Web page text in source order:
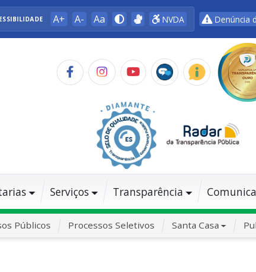
A+ A- Aa NVDA Denúncia
Serviços Transparência
Públicos Processos Seletivos Santa Casa